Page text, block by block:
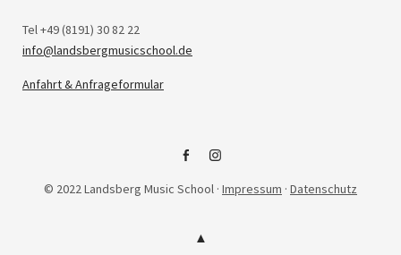
Tel +49 (8191) 30 82 22
info@landsbergmusicschool.de
Anfahrt & Anfrageformular
FacebookInstagram
© 2022 Landsberg Music School · Impressum · Datenschutz